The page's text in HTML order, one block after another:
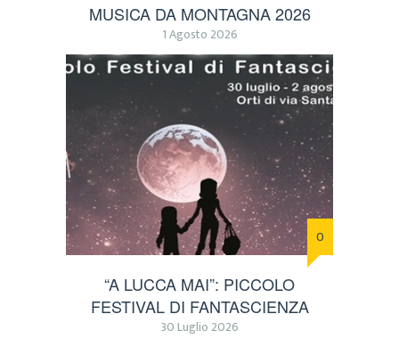
MUSICA DA MONTAGNA 2026
1 Agosto 2026
0
“A LUCCA MAI”: PICCOLO
FESTIVAL DI FANTASCIENZA
30 Luglio 2026